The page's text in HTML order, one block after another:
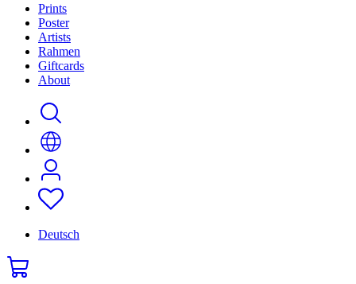
Prints
Poster
Artists
Rahmen
Giftcards
About
Deutsch